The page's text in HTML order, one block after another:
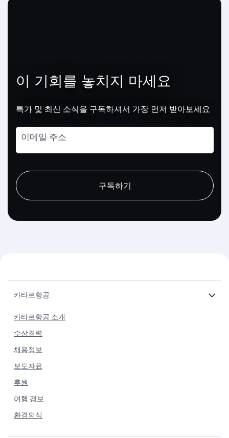
이 기회를 놓치지 마세요
특가 및 최신 소식을 구독하셔서 가장 먼저 받아보세요
이메일 주소
구독하기
카타르항공
카타르항공 소개
수상경력
채용정보
보도자료
후원
여행 경보
환경의식